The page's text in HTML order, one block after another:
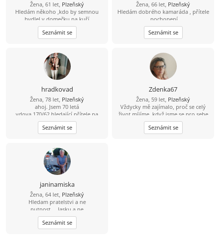
Žena, 61 let, Plzeňský
Hledám někoho ,kdo by semnou
bydlel v domečku na kuří
nožce.Nebo alespoň vyplnil prázdno
v srdci.728440453
Seznámit se
Žena, 66 let, Plzeňský
Hledám dobrého kamaráda , přítele
, pochopení.
Seznámit se
hradkovad
Žena, 78 let, Plzeňský
ahoj. Jsem 70 letá
vdova,170/62,hledající přítele na
společné výlety,divadlo,práce na
zahradě. Bydlím v Plzeňském kraji.
Nekuřák,alkohol pro mě není,jsem
Seznámit se
Zdenka67
Žena, 59 let, Plzeňský
Vždycky mě zajímalo, proč se celý
život míjíme, když jsme se pro sebe
narodili. Holt ani pán bůh není
dokonalý a my teď náš osud musíme
vzít do vlastních rukou!“
Seznámit se
janinamiska
Žena, 64 let, Plzeňský
Hledam pratelstvi a ne
nutnost.....lasku a ne
vezeni......porozumneni a ne
manipulaci.......ocekavam legraci,
smich a zivot
Seznámit se